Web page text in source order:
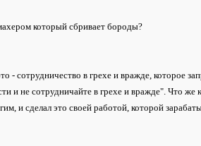
который сбривает бороды?
- сотрудничество в грехе и вражде, которое
и не сотрудничайте в грехе и вражде". Что же
и сделал это своей работой, которой